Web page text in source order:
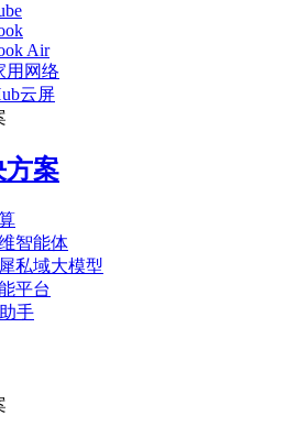
Air
用网络
云屏
方案
智能体
私域大模型
平台
手